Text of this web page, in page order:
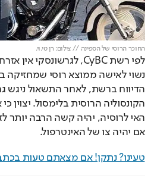
החוכר הרוסי של הספינה // צילום: רן טי.וי.
אם יהיה צו של האינטרפול.
טעינו? נתקן! אם מצאתם טעות